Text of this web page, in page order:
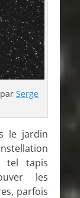
Serge
le jardin
tel tapis
les
parfois